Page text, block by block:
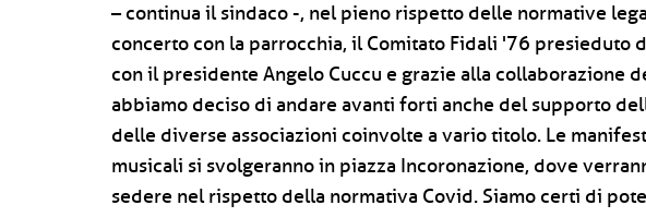
– continua il sindaco -, nel pieno rispetto delle normative
concerto con la parrocchia, il Comitato Fidali '76 presieduto
con il presidente Angelo Cuccu e grazie alla collaborazione
abbiamo deciso di andare avanti forti anche del supporto
delle diverse associazioni coinvolte a vario titolo. Le
musicali si svolgeranno in piazza Incoronazione, dove
sedere nel rispetto della normativa Covid. Siamo certi di